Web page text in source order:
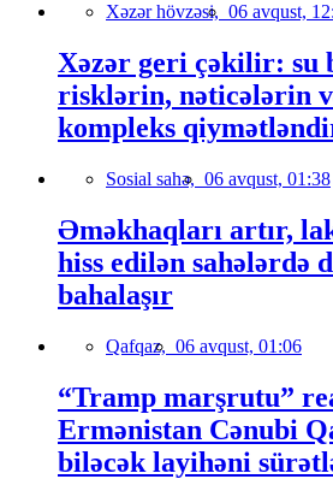
Xəzər hövzəsi, 06 avqust,
Xəzər geri çəkilir: su
risklərin, nəticələrin
kompleks
Sosial sahə, 06 avqust, 01:38
Əməkhaqları artır,
hiss edilən sahələrdə
bahalaşır
Qafqaz, 06 avqust, 01:06
“Tramp marşrutu”
Ermənistan Cənubi
biləcək layihəni